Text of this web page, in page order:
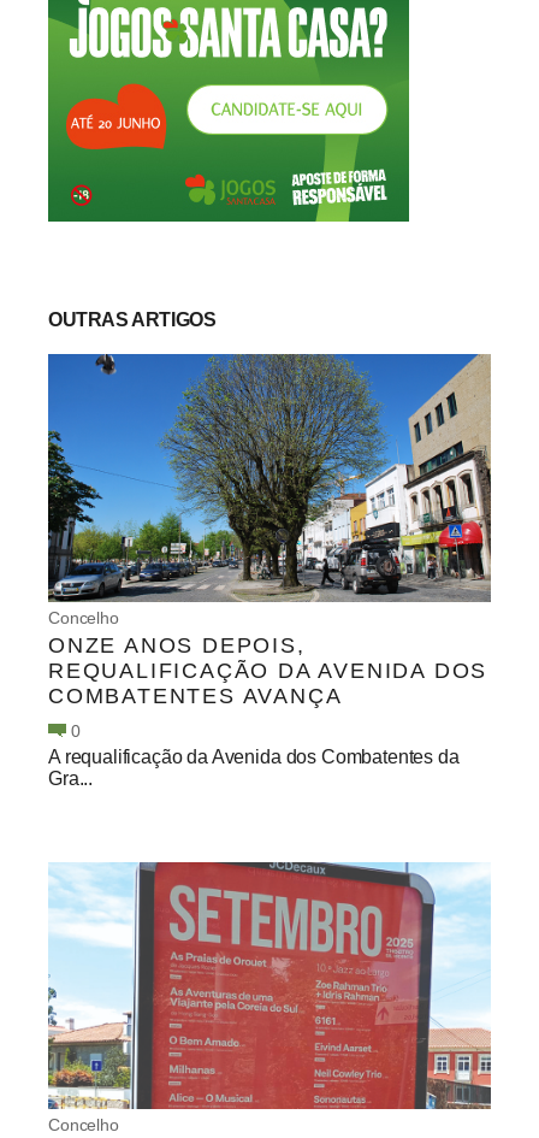
OUTRAS ARTIGOS
Concelho
ONZE ANOS DEPOIS,
REQUALIFICAÇÃO DA AVENIDA DOS
COMBATENTES AVANÇA
0
A requalificação da Avenida dos Combatentes da
Gra...
Concelho